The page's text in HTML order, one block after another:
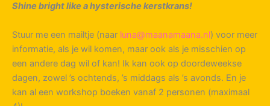
Shine bright like a hysterische kerstkrans!
Stuur me een mailtje (naar luna@maanamaana.nl) voor meer
informatie, als je wil komen, maar ook als je misschien op
een andere dag wil of kan! Ik kan ook op doordeweekse
dagen, zowel ’s ochtends, ’s middags als ’s avonds. En je
kan al een workshop boeken vanaf 2 personen (maximaal